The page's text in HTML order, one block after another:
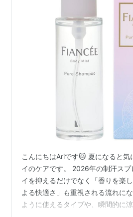
こんにちはAriです🐱 夏になると気
イのケアです。 2026年の制汗ス
イを抑えるだけでなく「香りを楽
よる快適さ」も重視される流れに
ように使えるタイプや、瞬間的に